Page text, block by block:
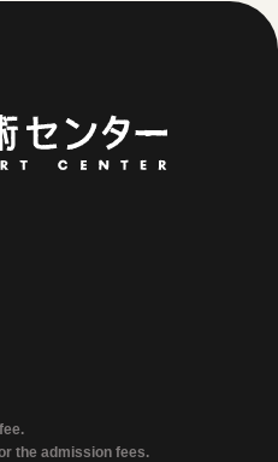
the admission fees.